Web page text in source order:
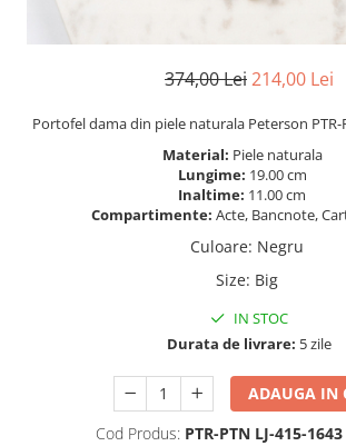
374,00 Lei214,00 Lei
Portofel dama din piele naturala Peterson PTR-
Material: Piele naturala
Lungime: 19.00 cm
Inaltime: 11.00 cm
Compartimente: Acte, Bancnote,
Culoare: Negru
Size: Big
IN STOC
Durata de livrare: 5 zile
ADAUGA IN
Cod Produs: PTR-PTN LJ-415-